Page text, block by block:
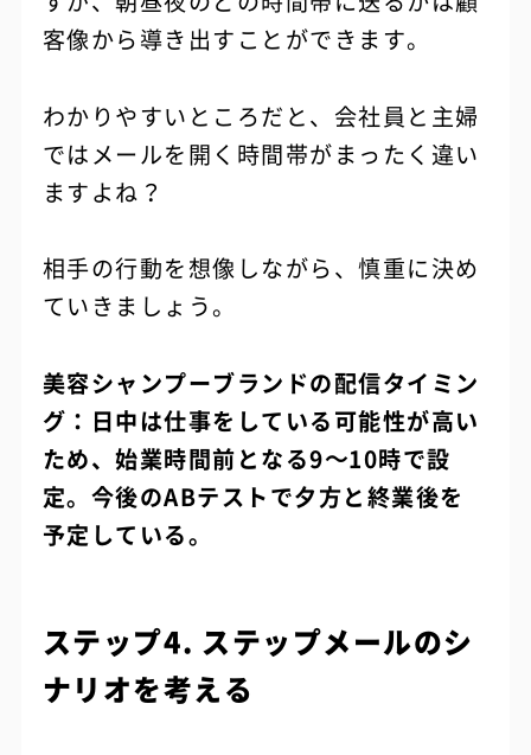
客像から導き出すことができます。
わかりやすいところだと、会社員と主婦
ではメールを開く時間帯がまったく違い
ますよね？
相手の行動を想像しながら、慎重に決め
ていきましょう。
美容シャンプーブランドの配信タイミン
グ：日中は仕事をしている可能性が高い
ため、始業時間前となる9〜10時で設
定。今後のABテストで夕方と終業後を
予定している。
ステップ4. ステップメールのシ
ナリオを考える